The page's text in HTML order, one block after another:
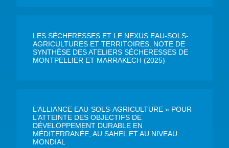
LES SÈCHERESSES ET LE NEXUS EAU-SOLS-
AGRICULTURES ET TERRITOIRES. NOTE DE
SYNTHÈSE DES ATELIERS SÉCHERESSES DE
MONTPELLIER ET MARRAKECH (2025)
L’ALLIANCE EAU-SOLS-AGRICULTURE » POUR
L’ATTEINTE DES OBJECTIFS DE
DÉVELOPPEMENT DURABLE EN
MÉDITERRANÉE, AU SAHEL ET AU NIVEAU
MONDIAL